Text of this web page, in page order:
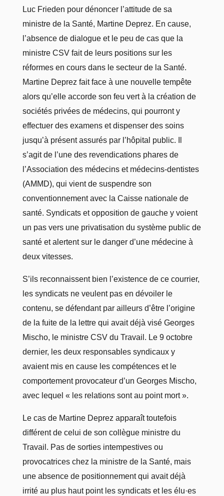
Luc Frieden pour dénoncer l’attitude desa
ministre de la Santé, Martine Deprez. En cause,
l’absence de dialogue et le peu de cas que la
ministre CSVfait de leurs positions sur les
réformes en cours dans le secteur de la Santé.
Martine Deprez faitface à une nouvelle tempête
alors qu’elle accorde son feu vert à la création de
sociétés privées de médecins, qui pourront y
effectuer des examens et dispenser des soins
jusqu’à présent assurés par l’hôpital public. Il
s’agit de l’une des revendications phares de
l’Association des médecins et médecins-dentistes
(AMMD), qui vient de suspendre son
conventionnement avec la Caisse nationale de
santé. Syndicats et opposition de gauche y voient
un pas vers une privatisation du système public de
santé et alertent sur le danger d’une médecine à
deux vitesses.
S’ilsreconnaissent bien l’existence de ce courrier,
lessyndicats ne veulent pas en dévoiler le
contenu, se défendant par ailleurs d’être l’origine
de la fuite de la lettre qui avait déjà visé Georges
Mischo, le ministre CSV du Travail . Le 9 octobre
dernier, les deux responsables syndicaux y
avaient mis en cause les compétences et le
comportement provocateur d’un Georges Mischo,
avec lequel « les relations sont au point mort ».
Le cas de Martine Deprez apparaît toutefois
différent de celui de son collègue ministre du
Travail. Pas de sorties intempestives ou
provocatrices chez la ministre de la Santé, mais
une absence de positionnement qui avait déjà
irrité au plus haut point les syndicats et les élu·es